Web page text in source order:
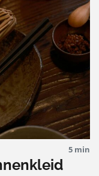
5 min